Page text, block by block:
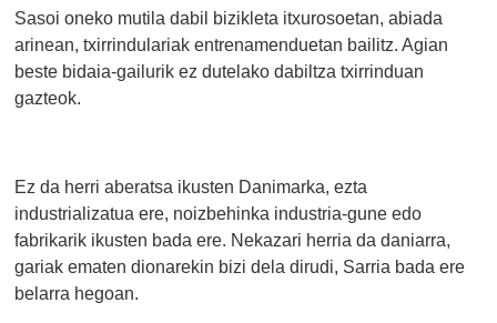
Sasoi oneko mutila dabil bizikleta itxurosoetan, abiada
arinean, txirrindulariak entrenamenduetan bailitz. Agian
beste bidaia-gailurik ez dutelako dabiltza txirrinduan
gazteok.
Ez da herri aberatsa ikusten Danimarka, ezta
industrializatua ere, noizbehinka industria-gune edo
fabrikarik ikusten bada ere. Nekazari herria da daniarra,
gariak ematen dionarekin bizi dela dirudi, Sarria bada ere
belarra hegoan.